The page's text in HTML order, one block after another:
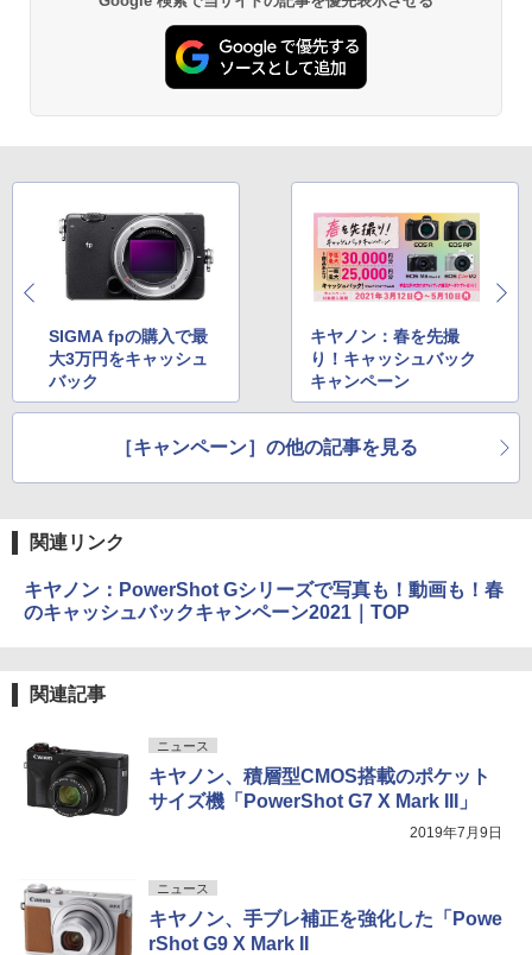
SIGMA fpの購入で最
大3万円をキャッシュ
バック
キヤノン：春を先撮
り！キャッシュバック
キャンペーン
［キャンペーン］の他の記事を見る
関連リンク
キヤノン：PowerShot Gシリーズで写真も！動画も！春
のキャッシュバックキャンペーン2021｜TOP
関連記事
ニュース
キヤノン、積層型CMOS搭載のポケット
サイズ機「PowerShot G7 X Mark III」
2019年7月9日
ニュース
キヤノン、手ブレ補正を強化した「Powe
rShot G9 X Mark II